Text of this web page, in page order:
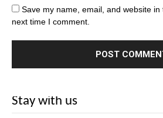
Save my name, email, and website
next time I comment.
Stay with us